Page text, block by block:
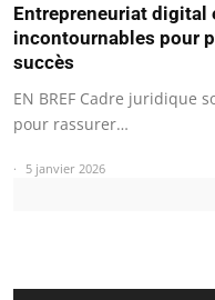
Entrepreneuriat digital
incontournables pour
succès
EN BREF Cadre juridique
pour rassurer…
5 janvier 2026